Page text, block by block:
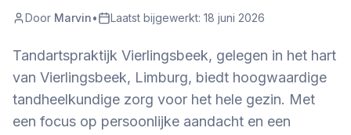
Door Marvin• Laatst bijgewerkt: 18 juni 2026
Tandartspraktijk Vierlingsbeek, gelegen in het hart
van Vierlingsbeek, Limburg, biedt hoogwaardige
tandheelkundige zorg voor het hele gezin. Met
een focus op persoonlijke aandacht en een